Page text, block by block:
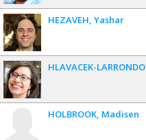
HEZAVEH Yashar
HLAVACEK-LARRONDO
HOLBROOK Madisen